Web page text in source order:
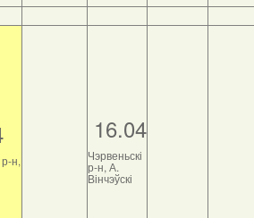
р-н,
16.04
Чэрвеньскі
р-н, А.
Вінчэўскі